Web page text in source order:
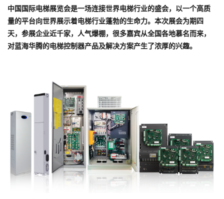
中国国际电梯展览会是一场连接世界电梯行业的盛会，以一个高质
量的平台向世界展示着电梯行业蓬勃的生命力。本次展会为期四
天，参展企业近千家，人气爆棚，很多嘉宾从全国各地慕名而来，
对蓝海华腾的电梯控制器产品及解决方案产生了浓厚的兴趣。